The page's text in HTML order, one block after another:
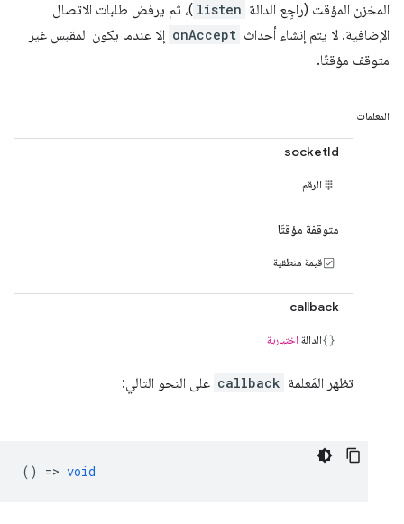
المخزن المؤقت (راجِع الدالة listen )، ثم يرفض طلبات الاتصال
الإضافية. لا يتم إنشاء أحداث onAccept إلا عندما يكون المقبس غير
متوقف مؤقتًا.
المعلمات
socketId
الرقم
متوقفة مؤقتًا
قيمة منطقية
callback
الدالة اختيارية
تظهر المَعلمة callback على النحو التالي:
() => void